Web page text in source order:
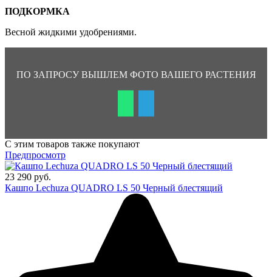
ПОДКОРМКА
Весной жидкими удобрениями.
ПО ЗАПРОСУ ВЫШЛЕМ ФОТО ВАШЕГО РАСТЕНИЯ
С этим товаров также покупают
Предпросмотр
23 290 руб.
Кашпо Lechuza QUADRO LS 50 Черный блестящий